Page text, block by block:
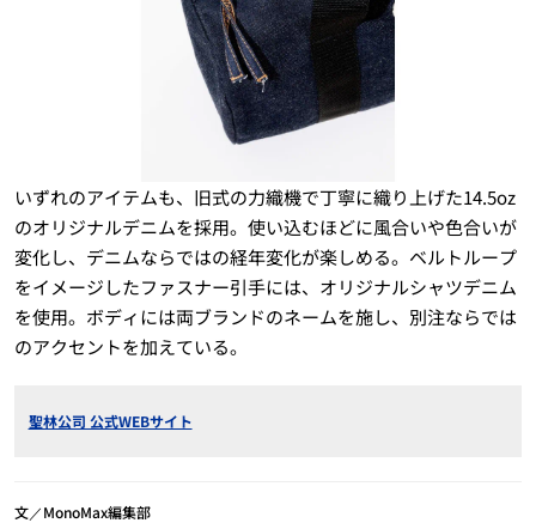
いずれのアイテムも、旧式の力織機で丁寧に織り上げた14.5oz
のオリジナルデニムを採用。使い込むほどに風合いや色合いが
変化し、デニムならではの経年変化が楽しめる。ベルトループ
をイメージしたファスナー引手には、オリジナルシャツデニム
を使用。ボディには両ブランドのネームを施し、別注ならでは
のアクセントを加えている。
聖林公司 公式WEBサイト
文／MonoMax編集部